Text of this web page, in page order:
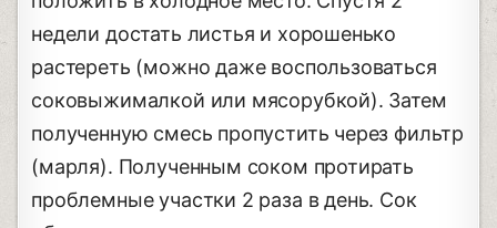
недели достать листья и хорошенько
растереть (можно даже воспользоваться
соковыжималкой или мясорубкой). Затем
полученную смесь пропустить через фильтр
(марля). Полученным соком протирать
проблемные участки 2 раза в день. Сок